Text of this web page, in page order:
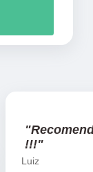
!!!"
Luiz